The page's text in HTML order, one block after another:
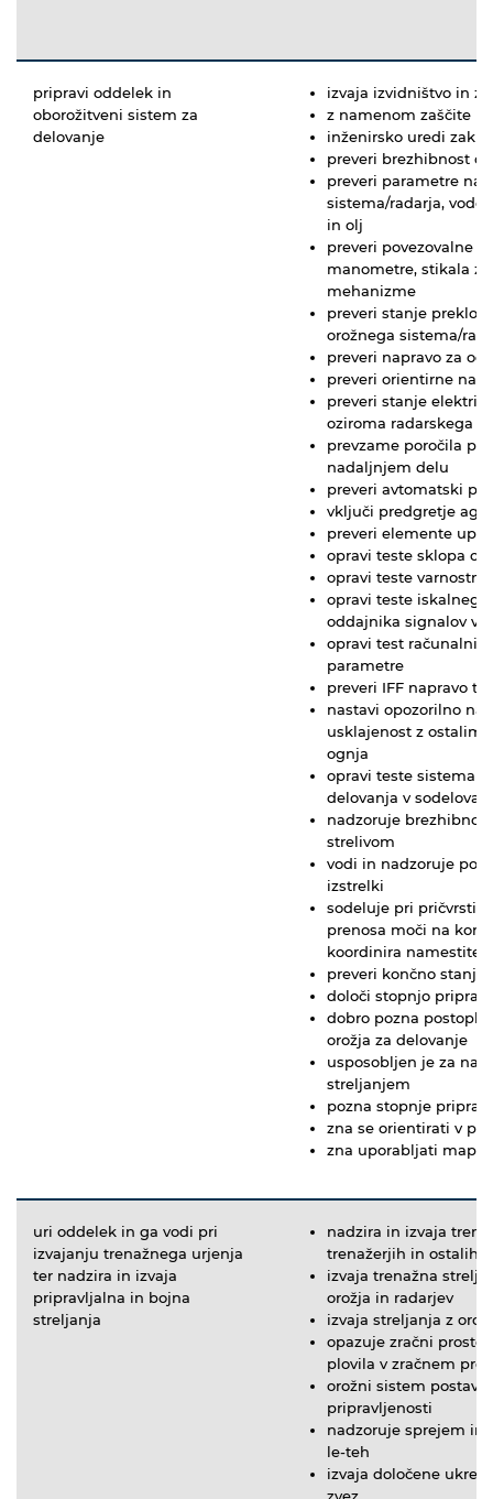
pripravi oddelek in
oborožitveni sistem za
delovanje
izvaja izvidništvo in
z namenom zaščite
inženirsko uredi
preveri brezhibnost
preveri parametre
sistema/radarja,
in olj
preveri povezovalne
manometre, stikala
mehanizme
preveri stanje
orožnega sistema/
preveri napravo za
preveri orientirne
preveri stanje
oziroma radarskega
prevzame poročila
nadaljnjem delu
preveri avtomatski
vključi predgretje
preveri elemente
opravi teste sklopa
opravi teste
opravi teste
oddajnika signalov
opravi test
parametre
preveri IFF napravo
nastavi opozorilno
usklajenost z
ognja
opravi teste sistema
delovanja v
nadzoruje
strelivom
vodi in nadzoruje
izstrelki
sodeluje pri
prenosa moči na
koordinira
preveri končno stanje
določi stopnjo
dobro pozna
orožja za delovanje
usposobljen je za
streljanjem
pozna stopnje
zna se orientirati v
zna uporabljati mape
uri oddelek in ga vodi pri
izvajanju trenažnega urjenja
ter nadzira in izvaja
pripravljalna in bojna
streljanja
nadzira in izvaja
trenažerjih in ostalih
izvaja trenažna
orožja in radarjev
izvaja streljanja z
opazuje zračni
plovila v zračnem
orožni sistem postavi
pripravljenosti
nadzoruje sprejem in
le-teh
izvaja določene